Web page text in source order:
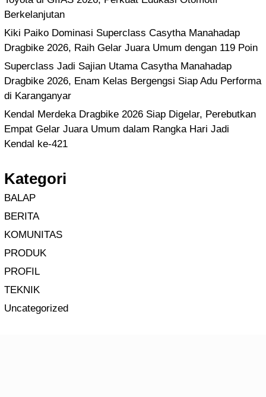
Berkelanjutan
Kiki Paiko Dominasi Superclass Casytha Manahadap
Dragbike 2026, Raih Gelar Juara Umum dengan 119 Poin
Superclass Jadi Sajian Utama Casytha Manahadap
Dragbike 2026, Enam Kelas Bergengsi Siap Adu Performa
di Karanganyar
Kendal Merdeka Dragbike 2026 Siap Digelar, Perebutkan
Empat Gelar Juara Umum dalam Rangka Hari Jadi
Kendal ke-421
Kategori
BALAP
BERITA
KOMUNITAS
PRODUK
PROFIL
TEKNIK
Uncategorized